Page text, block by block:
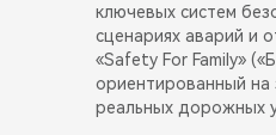
ключевых систем
сценариях аварий и
«Safety For Family»
ориентированный
реальных дорожных